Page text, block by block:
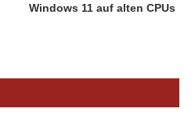
Windows 11 auf alten CPUs